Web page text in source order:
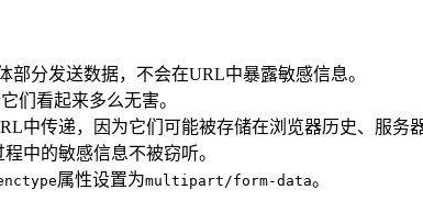
部分发送数据，不会在URL中暴露敏感信息。
们看起来多么无害。
中传递，因为它们可能被存储在浏览器历史、服务
中的敏感信息不被窃听。
属性设置为multipart/form-data。